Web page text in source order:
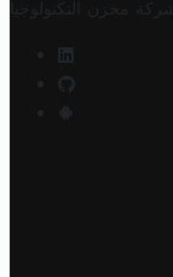
شركة مخزن التكنولوجيا